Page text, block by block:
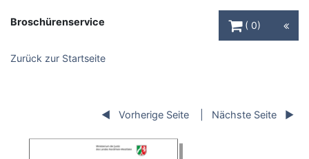
Broschürenservice
0
Zurück zur Startseite
Vorherige Seite Nächste Seite